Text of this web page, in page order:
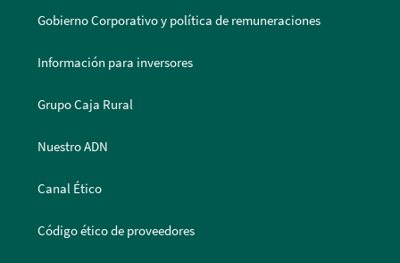
Gobierno Corporativo y política de remuneraciones
Información para inversores
Grupo Caja Rural
Nuestro ADN
Canal Ético
Código ético de proveedores